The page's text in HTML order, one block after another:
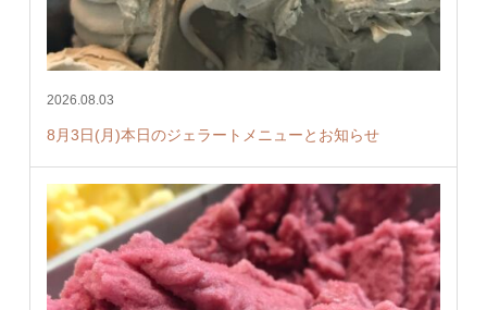
2026.08.03
8月3日(月)本日のジェラートメニューとお知らせ